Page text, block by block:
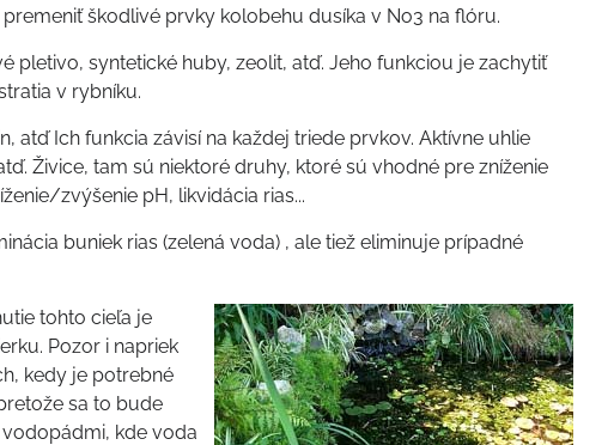
škodlivé prvky kolobehu dusíka v No3 na flóru.
pletivo, syntetické huby, zeolit, atď. Jeho funkciou je zachytiť
v rybníku.
atď Ich funkcia závisí na každej triede prvkov. Aktívne uhlie
Živice, tam sú niektoré druhy, ktoré sú vhodné pre zníženie
zvýšenie pH, likvidácia rias...
buniek rias (zelená voda) , ale tiež eliminuje prípadné
tohto cieľa je
Pozor i napriek
kedy je potrebné
sa to bude
kde voda